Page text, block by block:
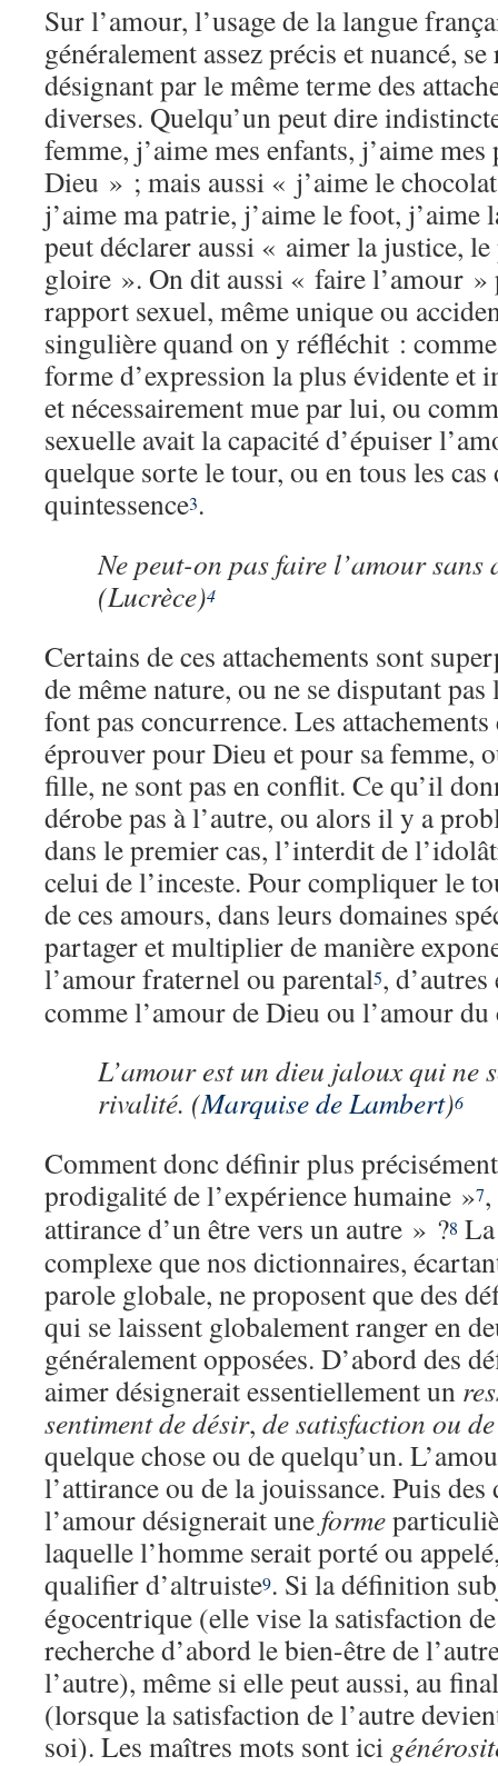
Sur l’amour, l’usage de la langue
généralement assez précis et nuancé,
désignant par le même terme des
diverses. Quelqu’un peut dire
femme, j’aime mes enfants, j’aime mes
Dieu » ; mais aussi « j’aime le
j’aime ma patrie, j’aime le foot,
peut déclarer aussi « aimer la justice,
gloire ». On dit aussi « faire l’amour »
rapport sexuel, même unique ou
singulière quand on y réfléchit :
forme d’expression la plus évidente et
et nécessairement mue par lui, ou
sexuelle avait la capacité d’épuiser
quelque sorte le tour, ou en tous les
quintessence3.
Ne peut-on pas faire l’amour sans
(Lucrèce)4
Certains de ces attachements sont
de même nature, ou ne se disputant
font pas concurrence. Les
éprouver pour Dieu et pour sa femme,
fille, ne sont pas en conflit. Ce qu’il
dérobe pas à l’autre, ou alors il y a
dans le premier cas, l’interdit de
celui de l’inceste. Pour compliquer le
de ces amours, dans leurs domaines
partager et multiplier de manière
l’amour fraternel ou parental5,
comme l’amour de Dieu ou l’amour
L’amour est un dieu jaloux qui ne
rivalité. (Marquise de Lambert)6
Comment donc définir plus
prodigalité de l’expérience humaine »7
attirance d’un être vers un autre » ?8
complexe que nos dictionnaires,
parole globale, ne proposent que des
qui se laissent globalement ranger en
généralement opposées. D’abord des
aimer désignerait essentiellement un
sentiment de désir, de satisfaction ou
quelque chose ou de quelqu’un.
l’attirance ou de la jouissance. Puis
l’amour désignerait une forme
laquelle l’homme serait porté ou
qualifier d’altruiste9. Si la définition
égocentrique (elle vise la satisfaction
recherche d’abord le bien-être de
l’autre), même si elle peut aussi, au
(lorsque la satisfaction de l’autre
soi). Les maîtres mots sont ici